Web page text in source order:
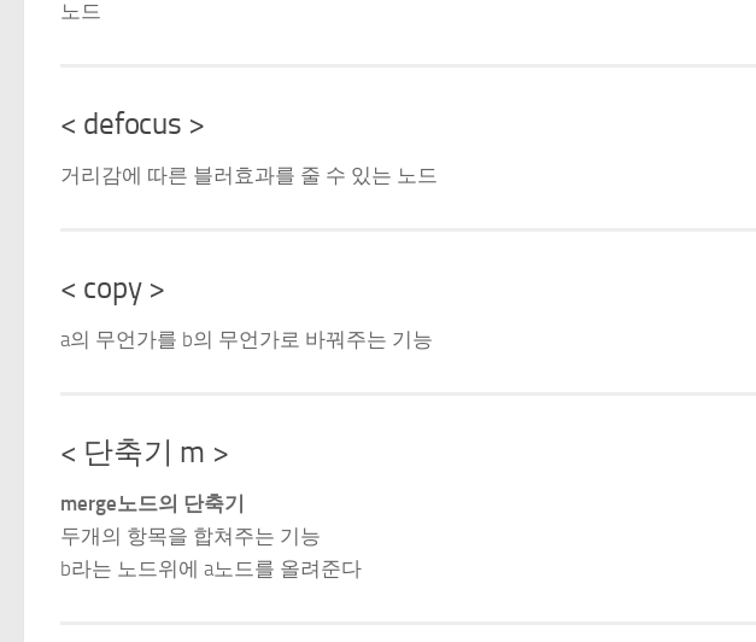
노드
< defocus >
거리감에 따른 블러효과를 줄 수 있는 노드
< copy >
a의 무언가를 b의 무언가로 바꿔주는 기능
< 단축기 m >
merge노드의 단축기
두개의 항목을 합쳐주는 기능
b라는 노드위에 a노드를 올려준다